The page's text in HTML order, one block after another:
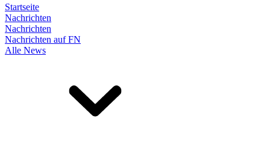
Startseite
Nachrichten
Nachrichten
Nachrichten auf FN
Alle News